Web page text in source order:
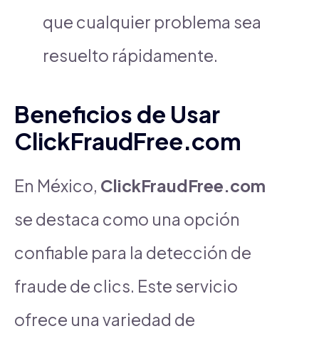
que cualquier problema sea
resuelto rápidamente.
Beneficios de Usar
ClickFraudFree.com
En México, ClickFraudFree.com
se destaca como una opción
confiable para la detección de
fraude de clics. Este servicio
ofrece una variedad de